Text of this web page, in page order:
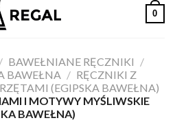
0
/ BAWEŁNIANE RĘCZNIKI /
BAWEŁNA / RĘCZNIKI Z
(EGIPSKA BAWEŁNA)
I MOTYWY MYŚLIWSKIE
BAWEŁNA)